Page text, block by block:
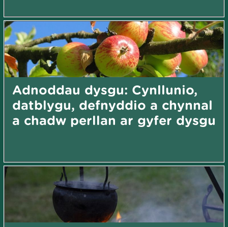
Adnoddau dysgu: Cynllunio,
datblygu, defnyddio a chynnal
a chadw perllan ar gyfer dysgu